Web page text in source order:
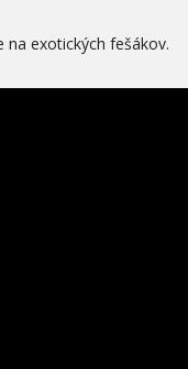
na exotických fešákov.